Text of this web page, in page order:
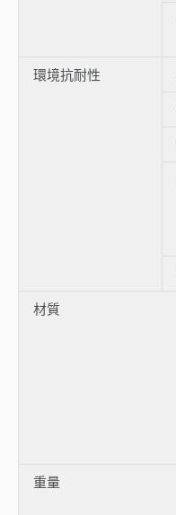
環境抗耐性
材質
重量